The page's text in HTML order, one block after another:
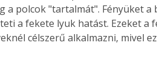
polcok "tartalmát". Fényüket a
a fekete lyuk hatást. Ezeket a
célszerű alkalmazni, mivel